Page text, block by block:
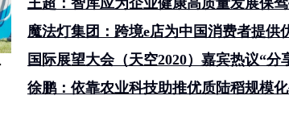
魔法灯集团：跨境e店为中国消费者提供
国际展望大会（天空2020）嘉宾热议“分
徐鹏：依靠农业科技助推优质陆稻规模